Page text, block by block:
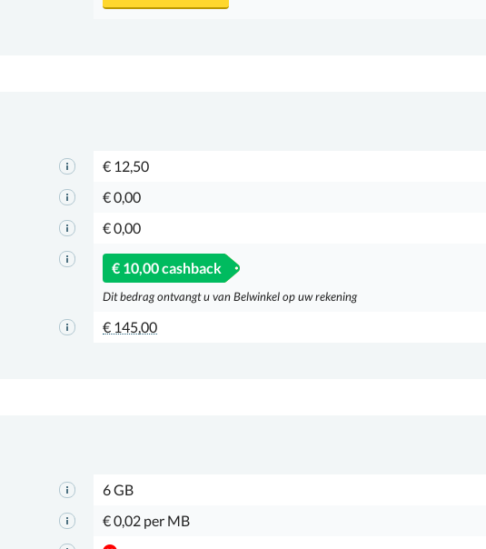
€ 12,50
€ 0,00
€ 0,00
€ 10,00 cashback
Dit bedrag ontvangt u van Belwinkel op uw rekening
€ 145,00
6 GB
€ 0,02 per MB